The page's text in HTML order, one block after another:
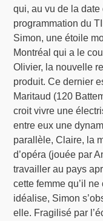
qui, au vu de la
programmation du
Simon, une étoile
Montréal qui a le
Olivier, la nouvelle
produit. Ce dernier
Maritaud (120
croit vivre une
entre eux une
parallèle, Claire, la
d’opéra (jouée par
travailler au pays
cette femme qu’il
idéalise, Simon
elle. Fragilisé par